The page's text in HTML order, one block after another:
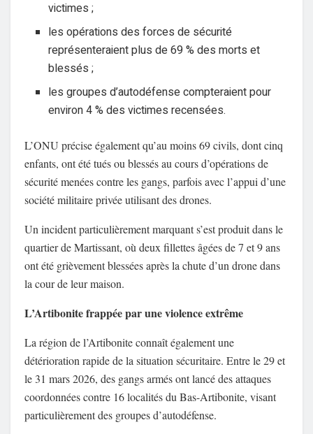
victimes ;
les opérations des forces de sécurité
représenteraient plus de 69 % des morts et
blessés ;
les groupes d’autodéfense compteraient pour
environ 4 % des victimes recensées.
L’ONU précise également qu’au moins 69 civils, dont cinq
enfants, ont été tués ou blessés au cours d’opérations de
sécurité menées contre les gangs, parfois avec l’appui d’une
société militaire privée utilisant des drones.
Un incident particulièrement marquant s’est produit dans le
quartier de Martissant, où deux fillettes âgées de 7 et 9 ans
ont été grièvement blessées après la chute d’un drone dans
la cour de leur maison.
L’Artibonite frappée par une violence extrême
La région de l’Artibonite connaît également une
détérioration rapide de la situation sécuritaire. Entre le 29 et
le 31 mars 2026, des gangs armés ont lancé des attaques
coordonnées contre 16 localités du Bas-Artibonite, visant
particulièrement des groupes d’autodéfense.